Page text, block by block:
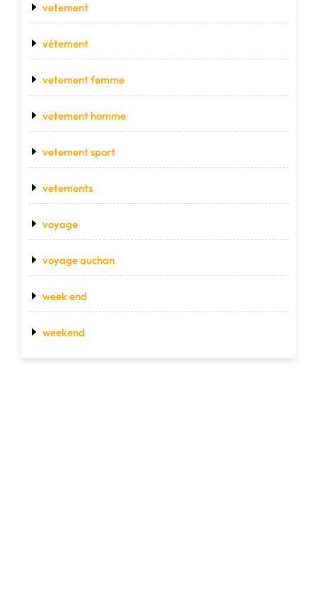
vetement
vétement
vetement femme
vetement homme
vetement sport
vetements
voyage
voyage auchan
week end
weekend